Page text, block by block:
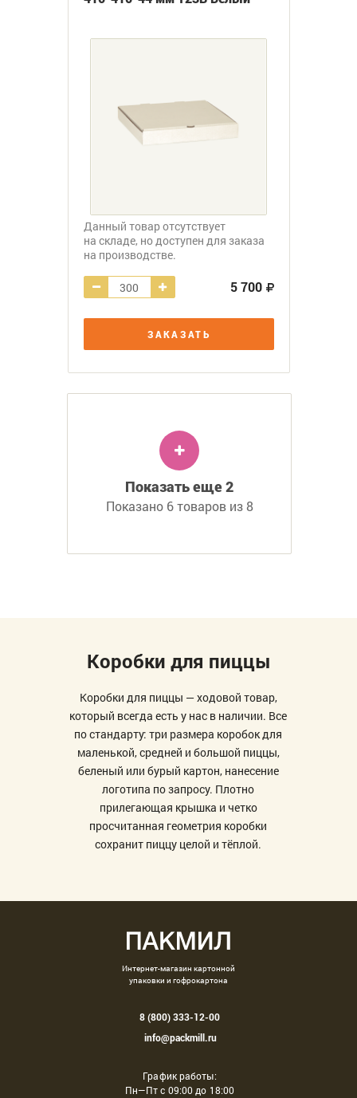
Данный товар отсутствует
на складе, но доступен для заказа
на производстве.
5 700
ЗАКАЗАТЬ
Показать еще 2
Показано 6 товаров из 8
Коробки для пиццы
Коробки для пиццы — ходовой товар,
который всегда есть у нас в наличии. Все
по стандарту: три размера коробок для
маленькой, средней и большой пиццы,
беленый или бурый картон, нанесение
логотипа по запросу. Плотно
прилегающая крышка и четко
просчитанная геометрия коробки
сохранит пиццу целой и тёплой.
Интернет-магазин картонной
упаковки и гофрокартона
8 (800) 333-12-00
info@packmill.ru
График работы:
Пн—Пт с 09:00 до 18:00